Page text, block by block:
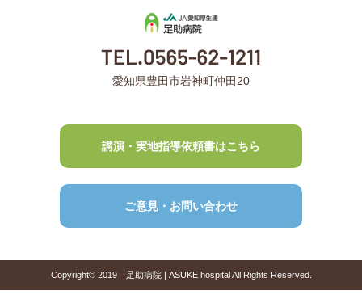
愛知県豊田市岩神町仲田20
講演・実地指導依頼書はこちら
ご意見・お問い合わせ
Copyright© 2019 足助病院 | ASUKE hospital All Rights Reserved.